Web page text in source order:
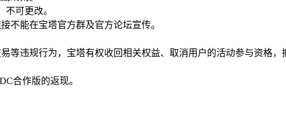
可更改。
不能在宝塔官方群及官方论坛宣传。
等违规行为，宝塔有权收回相关权益、取消用户的活动参与资格，
合作版的返现。